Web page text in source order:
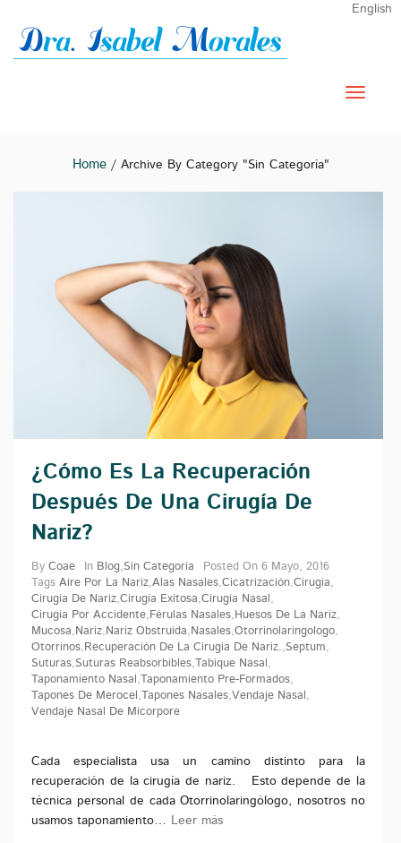
English
Home/ Archive By Category "Sin Categoría"
¿Cómo Es La Recuperación
Después De Una Cirugía De
Nariz?
By Coae In Blog,Sin Categoría Posted On 6 Mayo, 2016
Tags Aire Por La Nariz,Alas Nasales,Cicatrización,Cirugía,
Cirugía De Nariz,Cirugía Exitosa,Cirugía Nasal ,
Cirugía Por Accidente, Férulas Nasales, Huesos De La Nariz,
Mucosa, Nariz, Nariz Obstruida, Nasales,Otorrinolaringologo,
Otorrinos, Recuperación De La Cirugía De Nariz.,Septum,
Suturas,Suturas Reabsorbibles,Tabique Nasal ,
Taponamiento Nasal ,Taponamiento Pre-Formados,
Tapones De Merocel ,Tapones Nasales,Vendaje Nasal ,
Vendaje Nasal De Micorpore
Cada especialista usa un camino distinto para la
recuperación de la cirugía de nariz. Esto depende de la
técnica personal de cada Otorrinolaringólogo, nosotros no
usamos taponamiento… Leer más